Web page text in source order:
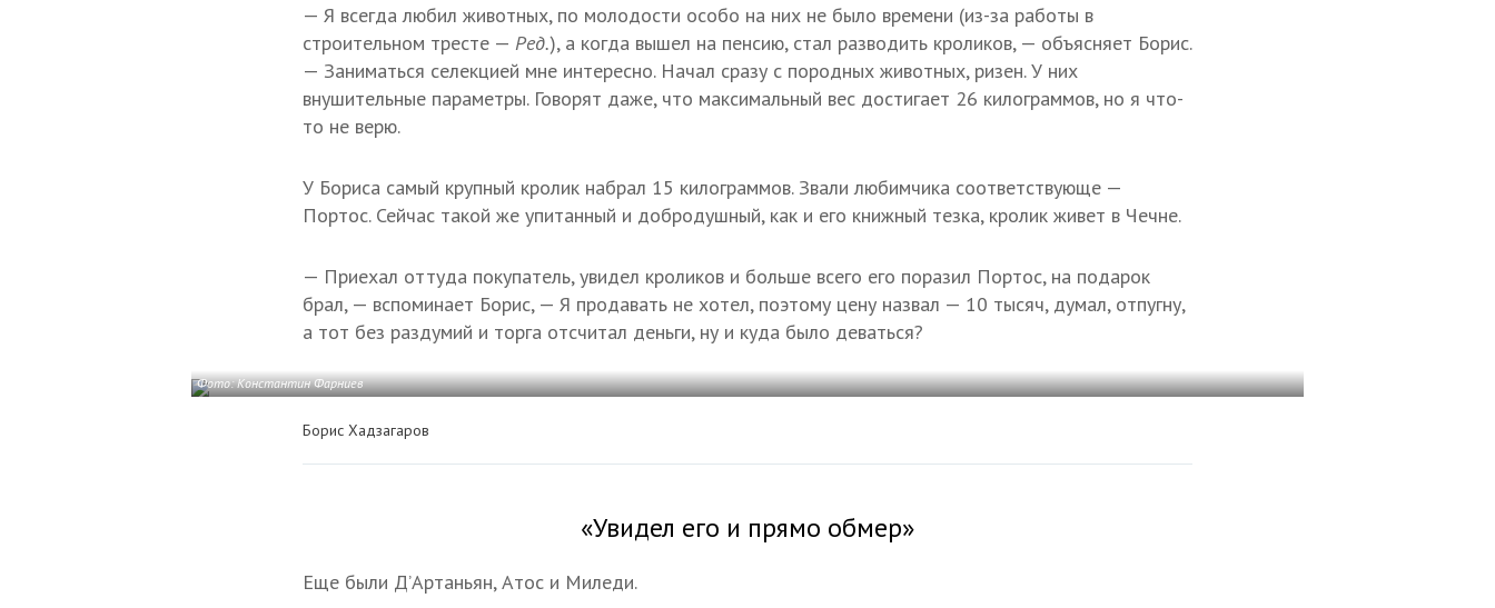
— Я всегда любил животных, по молодости особо на них не было времени (из-за работы в
строительном тресте — Ред.), а когда вышел на пенсию, стал разводить кроликов, — объясняет Борис.
— Заниматься селекцией мне интересно. Начал сразу с породных животных, ризен. У них
внушительные параметры. Говорят даже, что максимальный вес достигает 26 килограммов, но я что-
то не верю.
У Бориса самый крупный кролик набрал 15 килограммов. Звали любимчика соответствующе —
Портос. Сейчас такой же упитанный и добродушный, как и его книжный тезка, кролик живет в Чечне.
— Приехал оттуда покупатель, увидел кроликов и больше всего его поразил Портос, на подарок
брал, — вспоминает Борис, — Я продавать не хотел, поэтому цену назвал — 10 тысяч, думал, отпугну,
а тот без раздумий и торга отсчитал деньги, ну и куда было деваться?
Фото: Константин Фарниев
Борис Хадзагаров
«Увидел его и прямо обмер»
Еще были Д’Артаньян, Атос и Миледи.